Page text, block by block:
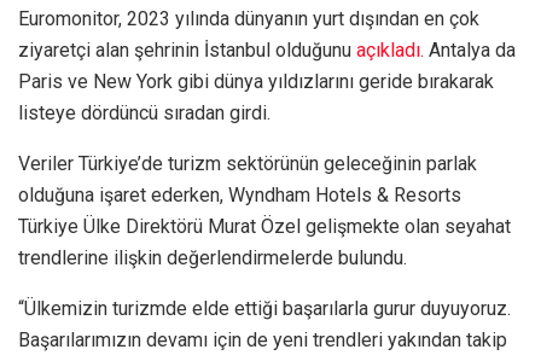
Euromonitor, 2023 yılında dünyanın yurt dışından en çok
ziyaretçi alan şehrinin İstanbul olduğunu açıkladı. Antalya da
Paris ve New York gibi dünya yıldızlarını geride bırakarak
listeye dördüncü sıradan girdi.
Veriler Türkiye’de turizm sektörünün geleceğinin parlak
olduğuna işaret ederken, Wyndham Hotels & Resorts
Türkiye Ülke Direktörü Murat Özel gelişmekte olan seyahat
trendlerine ilişkin değerlendirmelerde bulundu.
“Ülkemizin turizmde elde ettiği başarılarla gurur duyuyoruz.
Başarılarımızın devamı için de yeni trendleri yakından takip